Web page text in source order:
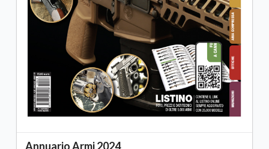
Annuario Armi 2024